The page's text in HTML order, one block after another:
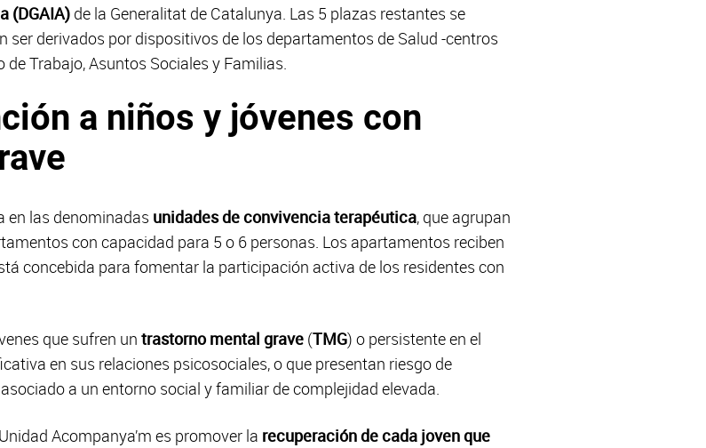
(DGAIA) de la Generalitat de Catalunya. Las 5 plazas restantes se
ser derivados por dispositivos de los departamentos de Salud -centros
Trabajo, Asuntos Sociales y Familias.
a niños y jóvenes con
en las denominadas unidades de convivencia terapéutica, que agrupan
con capacidad para 5 o 6 personas. Los apartamentos reciben
concebida para fomentar la participación activa de los residentes con
que sufren un trastorno mental grave (TMG) o persistente en el
en sus relaciones psicosociales, o que presentan riesgo de
a un entorno social y familiar de complejidad elevada.
Acompanya’m es promover la recuperación de cada joven que